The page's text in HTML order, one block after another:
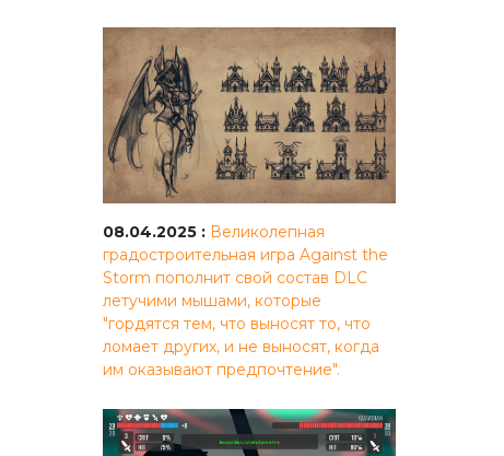
08.04.2025 : Великолепная
градостроительная игра Against the
Storm пополнит свой состав DLC
летучими мышами, которые
"гордятся тем, что выносят то, что
ломает других, и не выносят, когда
им оказывают предпочтение".